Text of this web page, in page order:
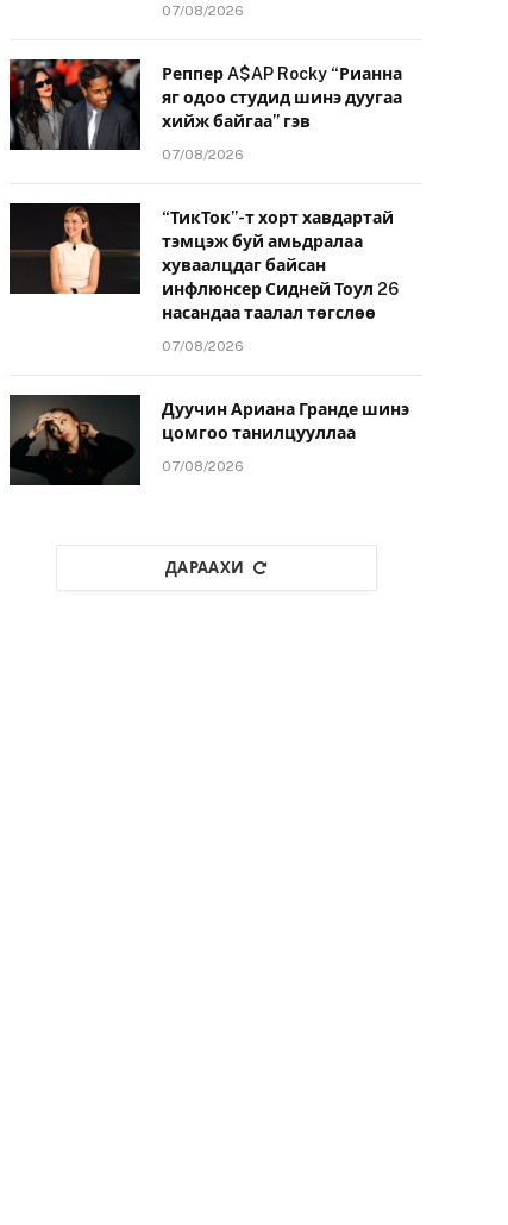
07/08/2026
Реппер A$AP Rocky “Рианна
яг одоо студид шинэ дуугаа
хийж байгаа” гэв
07/08/2026
“ТикТок”-т хорт хавдартай
тэмцэж буй амьдралаа
хуваалцдаг байсан
инфлюнсер Сидней Тоул 26
насандаа таалал төгслөө
07/08/2026
Дуучин Ариана Гранде шинэ
цомгоо танилцууллаа
07/08/2026
ДАРААХИ